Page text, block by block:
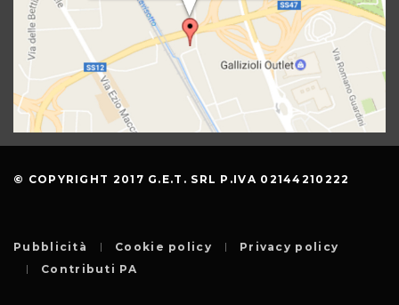
© COPYRIGHT 2017 G.E.T. SRL P.IVA 02144210222
Pubblicità Cookie policy
Privacy policy
Contributi PA